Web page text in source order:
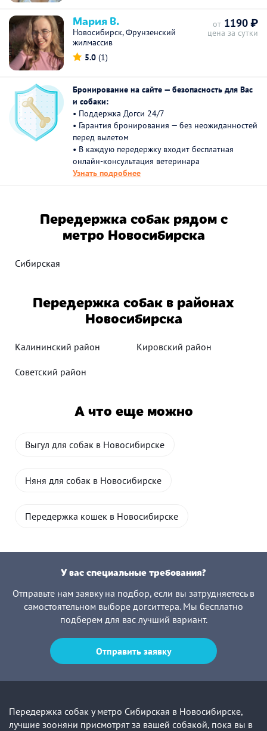
Мария В.
Новосибирск, Фрунзенский
жилмассив
5.0 (1)
от 1190 ₽
цена за сутки
Бронирование на сайте — безопасность для Вас
и собаки:
• Поддержка Догси 24/7
• Гарантия бронирования — без неожиданностей
перед вылетом
• В каждую передержку входит бесплатная
онлайн-консультация ветеринара
Узнать подробнее
Передержка собак рядом с
метро Новосибирска
Сибирская
Передержка собак в районах
Новосибирска
Калининский район Кировский район
Советский район
А что еще можно
Выгул для собак в Новосибирске
Няня для собак в Новосибирске
Передержка кошек в Новосибирске
У вас специальные требования?
Отправьте нам заявку на подбор, если вы затрудняетесь в
самостоятельном выборе догситтера. Мы бесплатно
подберем для вас лучший вариант.
Отправить заявку
Передержка собак у метро Сибирская в Новосибирске,
лучшие зооняни присмотрят за вашей собакой, пока вы в